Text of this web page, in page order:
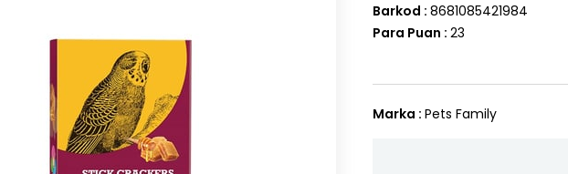
Barkod : 8681085421984
Para Puan : 23
Marka : Pets Family